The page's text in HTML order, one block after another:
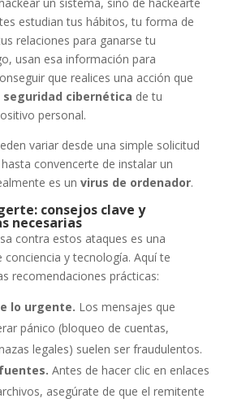
estudian tus hábitos, tu forma de
relaciones para ganarse tu
usan esa información para
que realices una acción que
seguridad cibernética de tu
personal.
variar desde una simple solicitud
convencerte de instalar un
es un virus de ordenador.
consejos clave y
necesarias
contra estos ataques es una
conciencia y tecnología. Aquí te
recomendaciones prácticas:
lo urgente. Los mensajes que
pánico (bloqueo de cuentas,
legales) suelen ser fraudulentos.
Antes de hacer clic en enlaces
asegúrate de que el remitente